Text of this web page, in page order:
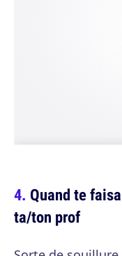
Quand te
ta/ton prof